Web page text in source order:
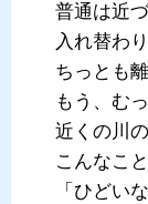
普通は近
入れ替わ
ちっとも
もう、む
近くの川
こんなこ
「ひどい